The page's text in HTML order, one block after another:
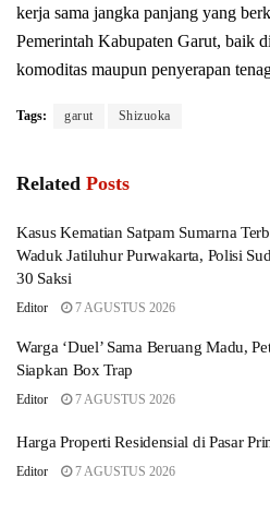
kerja sama jangka panjang yang
Pemerintah Kabupaten Garut, baik
komoditas maupun penyerapan
Tags: garut Shizuoka
Related Posts
Kasus Kematian Satpam Sumarna
Waduk Jatiluhur Purwakarta, Polisi
30 Saksi
Editor 7 AGUSTUS 2026
Warga ‘Duel’ Sama Beruang Madu,
Siapkan Box Trap
Editor 7 AGUSTUS 2026
Harga Properti Residensial di Pasar
Editor 7 AGUSTUS 2026